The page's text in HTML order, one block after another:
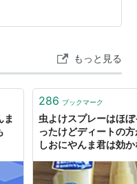
一人呑んでいた時、
営者の弟の方だった
するよと彼に言った
オーナ…
もっと見る
ま
286 ブックマーク
虫よけスプレーはほ
ったけどディートの
しおにやんま君は効